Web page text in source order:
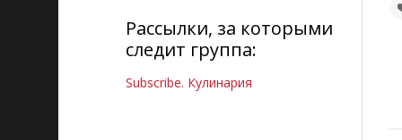
Ss группа Гурманы в сети
Мой мир профиль
Рассылки, за которыми
следит группа:
Subscribe. Кулинария